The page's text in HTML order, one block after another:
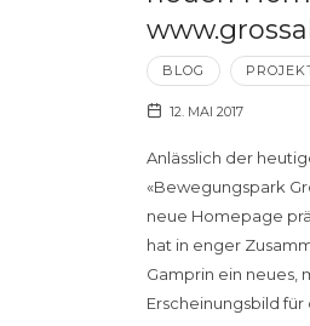
BLOG
12. MAI 2017
Anlässlich der
«Bewegungspark
neue Homepage
hat in enger
Gamprin ein neues,
Erscheinungsbild für